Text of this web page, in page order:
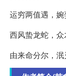
运穷两值遇，婉
西风蛰龙蛇，众
由来命分尔，泯